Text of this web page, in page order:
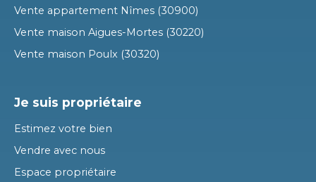
Vente appartement Nîmes (30900)
Vente maison Aigues-Mortes (30220)
Vente maison Poulx (30320)
Je suis propriétaire
Estimez votre bien
Vendre avec nous
Espace propriétaire